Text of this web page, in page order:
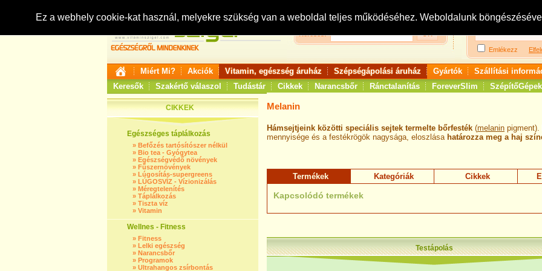
Ez a webhely cookie-kat használ, melyekre szükség van a weboldal teljes működéséhez. Weboldalunk
Keresés:
Bejelentkezés:
Emlékezz
Miért Mi? Akciók Vitamin, egészség áruház Szépségápolási áruház Gyártók Szállítási
Keresők
Szakértő válaszol Tudástár Cikkek Narancsbőr Ránctalanítás ForeverSlim SzépítőGépek
CIKKEK
Egészséges táplálkozás
» Befőzés tartósítószer nélkül
» Bio tea - Gyógytea
» Egészségvédő növények
» Fűszernövények
» Lúgosítás-supergreens
» LÚGOSVÍZ - Vízionizálás
» Méregtelenítés
» Táplálkozás
» Tiszta víz
» Vitamin
Wellnes - Fitness
» Fitness
» Lelki egészség
» Narancsbőr
» Programok
» Ultrahangos zsírbontás
Melanin
Hámsejtjeink közötti speciális sejtek termelte bőrfesték (melanin pigment).
mennyisége és a festékrögök nagysága, eloszlása határozza meg a haj
Termékek Kategóriák Cikkek
Kapcsolódó termékek
Testápolás